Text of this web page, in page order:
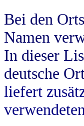
Bei den
Namen
In dieser
deutsche
liefert